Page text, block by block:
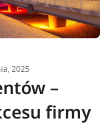
2025
–
firmy